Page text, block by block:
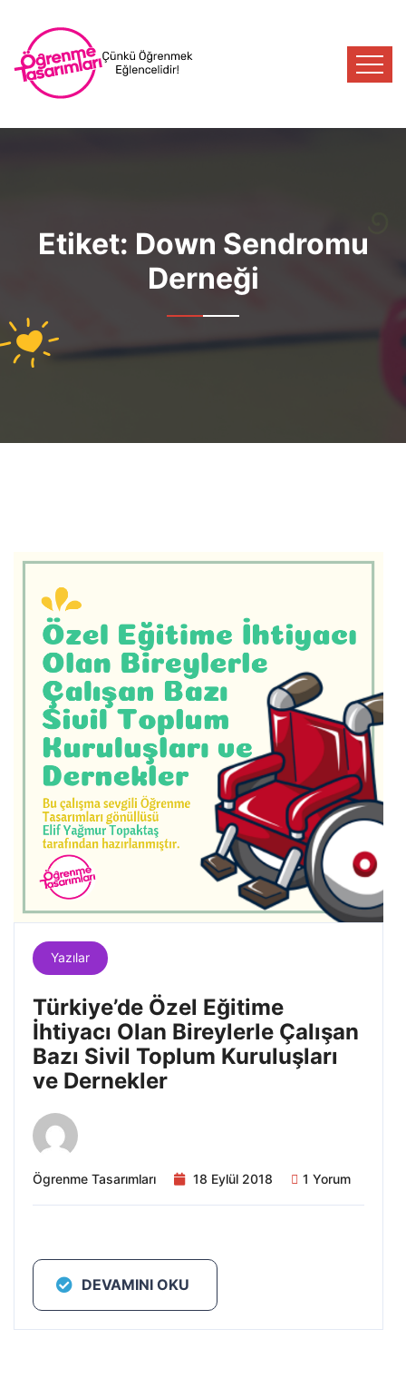
Etiket: Down Sendromu
Derneği
Yazılar
Türkiye’de Özel Eğitime
İhtiyacı Olan Bireylerle Çalışan
Bazı Sivil Toplum Kuruluşları
ve Dernekler
Ögrenme Tasarımları 18 Eylül 2018 1 Yorum
DEVAMINI OKU